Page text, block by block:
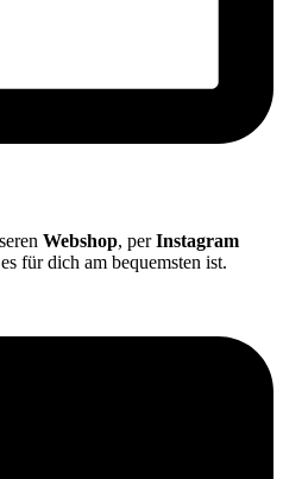
Webshop, perInstagram
für dich am bequemsten ist.